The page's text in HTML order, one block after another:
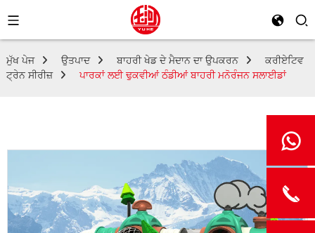
ਮੁੱਖ ਪੇਜ ਉਤਪਾਦ ਬਾਹਰੀ ਖੇਡ ਦੇ ਮੈਦਾਨ ਦਾ ਉਪਕਰਨ
ਕਰੀਏਟਿਵ
ਟ੍ਰੇਨ ਸੀਰੀਜ਼
ਪਾਰਕਾਂ ਲਈ ਢੁਕਵੀਆਂ ਠੰਡੀਆਂ ਬਾਹਰੀ ਮਨੋਰੰਜਨ ਸਲਾਈਡਾਂ